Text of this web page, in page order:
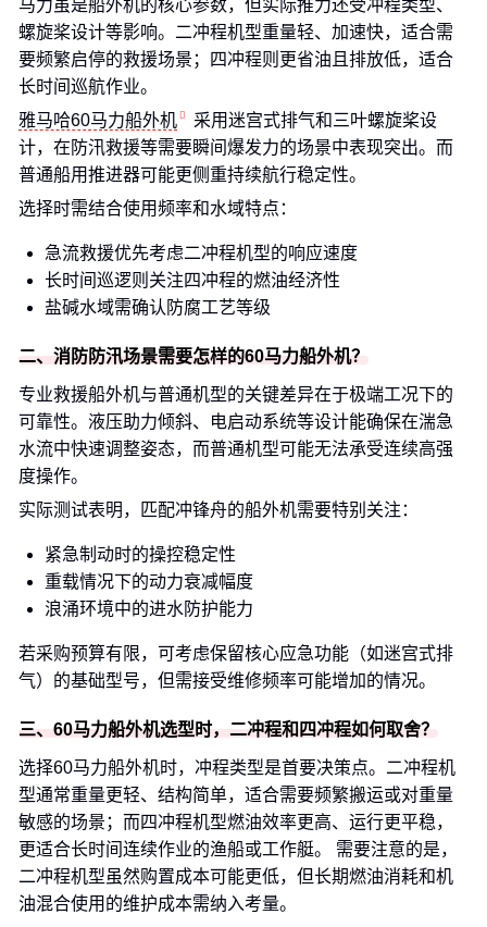
马力虽是船外机的核心参数，但实际推力还受冲程类型、
螺旋桨设计等影响。二冲程机型重量轻、加速快，适合需
要频繁启停的救援场景；四冲程则更省油且排放低，适合
长时间巡航作业。
雅马哈60马力船外机
采用迷宫式排气和三叶螺旋桨设
计，在防汛救援等需要瞬间爆发力的场景中表现突出。而
普通船用推进器可能更侧重持续航行稳定性。
选择时需结合使用频率和水域特点：
急流救援优先考虑二冲程机型的响应速度
长时间巡逻则关注四冲程的燃油经济性
盐碱水域需确认防腐工艺等级
二、消防防汛场景需要怎样的60马力船外机？
专业救援船外机与普通机型的关键差异在于极端工况下的
可靠性。液压助力倾斜、电启动系统等设计能确保在湍急
水流中快速调整姿态，而普通机型可能无法承受连续高强
度操作。
实际测试表明，匹配冲锋舟的船外机需要特别关注：
紧急制动时的操控稳定性
重载情况下的动力衰减幅度
浪涌环境中的进水防护能力
若采购预算有限，可考虑保留核心应急功能（如迷宫式排
气）的基础型号，但需接受维修频率可能增加的情况。
三、60马力船外机选型时，二冲程和四冲程如何取舍？
选择60马力船外机时，冲程类型是首要决策点。二冲程机
型通常重量更轻、结构简单，适合需要频繁搬运或对重量
敏感的场景；而四冲程机型燃油效率更高、运行更平稳，
更适合长时间连续作业的渔船或工作艇。 需要注意的是，
二冲程机型虽然购置成本可能更低，但长期燃油消耗和机
油混合使用的维护成本需纳入考量。